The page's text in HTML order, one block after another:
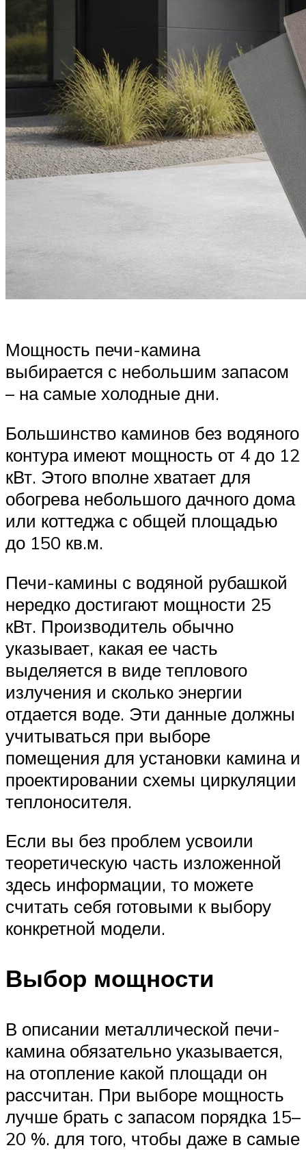
Мощность печи-камина
выбирается с небольшим запасом
– на самые холодные дни.
Большинство каминов без водяного
контура имеют мощность от 4 до 12
кВт. Этого вполне хватает для
обогрева небольшого дачного дома
или коттеджа с общей площадью
до 150 кв.м.
Печи-камины с водяной рубашкой
нередко достигают мощности 25
кВт. Производитель обычно
указывает, какая ее часть
выделяется в виде теплового
излучения и сколько энергии
отдается воде. Эти данные должны
учитываться при выборе
помещения для установки камина и
проектировании схемы циркуляции
теплоносителя.
Если вы без проблем усвоили
теоретическую часть изложенной
здесь информации, то можете
считать себя готовыми к выбору
конкретной модели.
Выбор мощности
В описании металлической печи-
камина обязательно указывается,
на отопление какой площади он
рассчитан. При выборе мощность
лучше брать с запасом порядка 15–
20 %. для того, чтобы даже в самые